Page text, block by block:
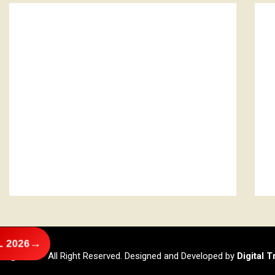
@2026 – All Right Reserved. Designed and Developed by Digital
2026→